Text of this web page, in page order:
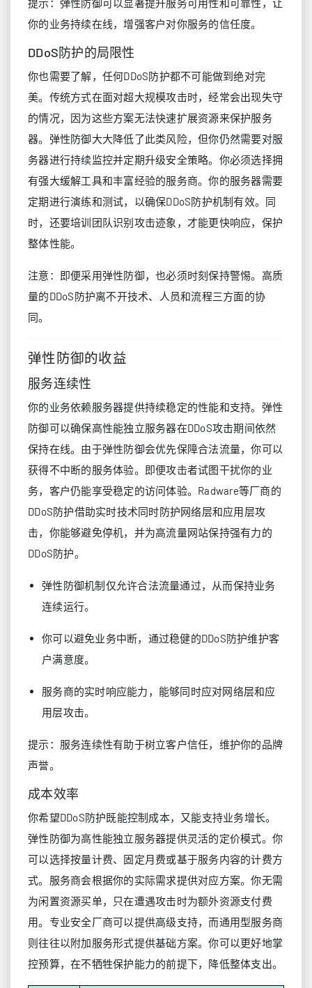
提示：弹性防御可以显著提升服务可用性和可靠性，让
你的业务持续在线，增强客户对你服务的信任度。
DDoS防护的局限性
你也需要了解，任何DDoS防护都不可能做到绝对完
美。传统方式在面对超大规模攻击时，经常会出现失守
的情况，因为这些方案无法快速扩展资源来保护服务
器。弹性防御大大降低了此类风险，但你仍然需要对服
务器进行持续监控并定期升级安全策略。你必须选择拥
有强大缓解工具和丰富经验的服务商。你的服务器需要
定期进行演练和测试，以确保DDoS防护机制有效。同
时，还要培训团队识别攻击迹象，才能更快响应，保护
整体性能。
注意：即便采用弹性防御，也必须时刻保持警惕。高质
量的DDoS防护离不开技术、人员和流程三方面的协
同。
弹性防御的收益
服务连续性
你的业务依赖服务器提供持续稳定的性能和支持。弹性
防御可以确保高性能独立服务器在DDoS攻击期间依然
保持在线。由于弹性防御会优先保障合法流量，你可以
获得不中断的服务体验。即便攻击者试图干扰你的业
务，客户仍能享受稳定的访问体验。Radware等厂商的
DDoS防护借助实时技术同时防护网络层和应用层攻
击，你能够避免停机，并为高流量网站保持强有力的
DDoS防护。
弹性防御机制仅允许合法流量通过，从而保持业务
连续运行。
你可以避免业务中断，通过稳健的DDoS防护维护客
户满意度。
服务商的实时响应能力，能够同时应对网络层和应
用层攻击。
提示：服务连续性有助于树立客户信任，维护你的品牌
声誉。
成本效率
你希望DDoS防护既能控制成本，又能支持业务增长。
弹性防御为高性能独立服务器提供灵活的定价模式。你
可以选择按量计费、固定月费或基于服务内容的计费方
式。服务商会根据你的实际需求提供对应方案。你无需
为闲置资源买单，只在遭遇攻击时为额外资源支付费
用。专业安全厂商可以提供高级支持，而通用型服务商
则往往以附加服务形式提供基础方案。你可以更好地掌
控预算，在不牺牲保护能力的前提下，降低整体支出。